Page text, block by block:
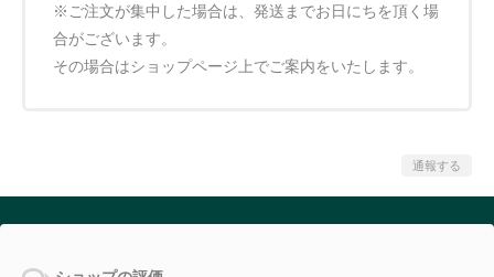
※ご注文が集中した場合は、発送までお日にちを頂く場
合がございます。
その場合はショップページ上でご案内をいたします。
通報する